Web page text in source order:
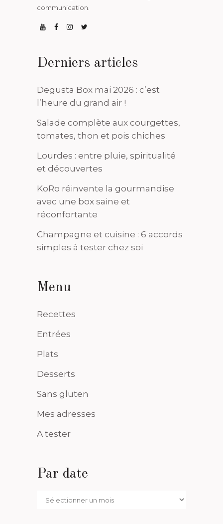
communication.
Derniers articles
Degusta Box mai 2026 : c’est
l’heure du grand air !
Salade complète aux courgettes,
tomates, thon et pois chiches
Lourdes : entre pluie, spiritualité
et découvertes
KoRo réinvente la gourmandise
avec une box saine et
réconfortante
Champagne et cuisine : 6 accords
simples à tester chez soi
Menu
Recettes
Entrées
Plats
Desserts
Sans gluten
Mes adresses
A tester
Par date
Par